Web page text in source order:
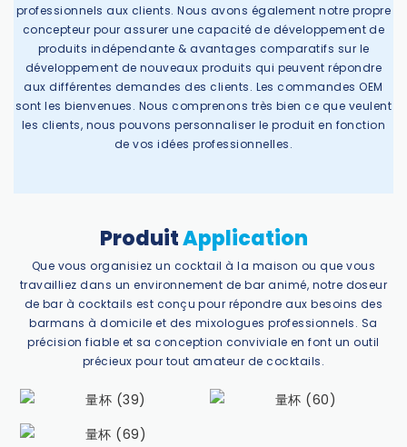
professionnels aux clients. Nous avons également notre propre
concepteur pour assurer une capacité de développement de
produits indépendante & avantages comparatifs sur le
développement de nouveaux produits qui peuvent répondre
aux différentes demandes des clients. Les commandes OEM
sont les bienvenues. Nous comprenons très bien ce que veulent
les clients, nous pouvons personnaliser le produit en fonction
de vos idées professionnelles.
ProduitApplication
Que vous organisiez un cocktail à la maison ou que vous
travailliez dans un environnement de bar animé, notre doseur
de bar à cocktails est conçu pour répondre aux besoins des
barmans à domicile et des mixologues professionnels. Sa
précision fiable et sa conception conviviale en font un outil
précieux pour tout amateur de cocktails.